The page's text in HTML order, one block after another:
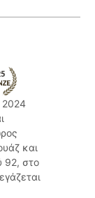
2024
και
92, στο